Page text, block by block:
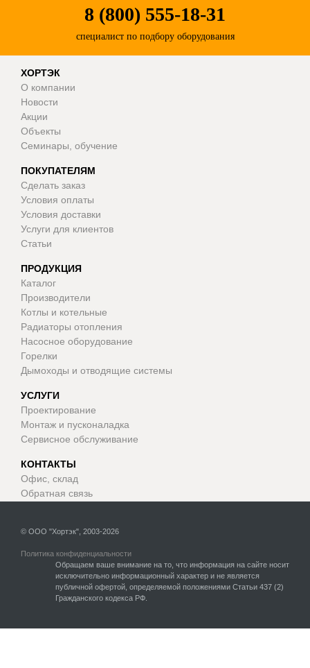
8 (800) 555-18-31
специалист по подбору оборудования
ХОРТЭК
О компании
Новости
Акции
Объекты
Семинары, обучение
ПОКУПАТЕЛЯМ
Сделать заказ
Условия оплаты
Условия доставки
Услуги для клиентов
Статьи
ПРОДУКЦИЯ
Каталог
Производители
Котлы и котельные
Радиаторы отопления
Насосное оборудование
Горелки
Дымоходы и отводящие системы
УСЛУГИ
Проектирование
Монтаж и пусконаладка
Сервисное обслуживание
КОНТАКТЫ
Офис, склад
Обратная связь
© ООО "Хортэк", 2003-2026
Политика конфиденциальности
Обращаем ваше внимание на то, что информация на сайте носит
исключительно информационный характер и не является
публичной офертой, определяемой положениями Статьи 437 (2)
Гражданского кодекса РФ.